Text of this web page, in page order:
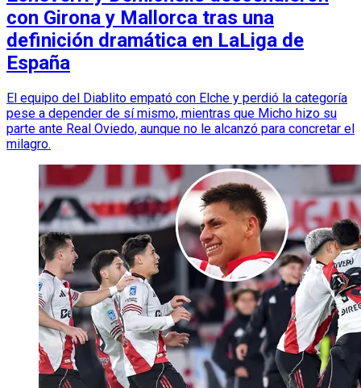
con Girona y Mallorca tras una
definición dramática en LaLiga de
España
El equipo del Diablito empató con Elche y perdió la categoría
pese a depender de sí mismo, mientras que Micho hizo su
parte ante Real Oviedo, aunque no le alcanzó para concretar el
milagro.